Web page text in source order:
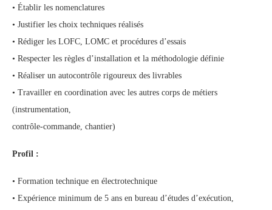
• Établir les nomenclatures
• Justifier les choix techniques réalisés
• Rédiger les LOFC, LOMC et procédures d’essais
• Respecter les règles d’installation et la méthodologie définie
• Réaliser un autocontrôle rigoureux des livrables
• Travailler en coordination avec les autres corps de métiers
(instrumentation,
contrôle-commande, chantier)
Profil :
• Formation technique en électrotechnique
• Expérience minimum de 5 ans en bureau d’études d’exécution,